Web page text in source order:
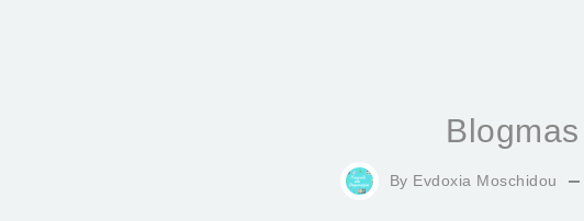
By Evdoxia Moschidou